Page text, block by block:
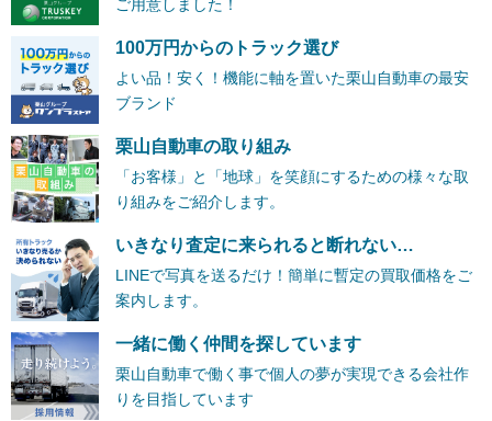
ご用意しました！
100万円からのトラック選び
よい品！安く！機能に軸を置いた栗山自動車の最安
ブランド
栗山自動車の取り組み
「お客様」と「地球」を笑顔にするための様々な取
り組みをご紹介します。
いきなり査定に来られると断れない…
LINEで写真を送るだけ！簡単に暫定の買取価格をご
案内します。
一緒に働く仲間を探しています
栗山自動車で働く事で個人の夢が実現できる会社作
りを目指しています